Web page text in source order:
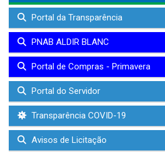
Portal da Transparência
PNAB ALDIR BLANC
Portal de Compras - Primavera
Portal do Servidor
Transparência COVID-19
Avisos de Licitação